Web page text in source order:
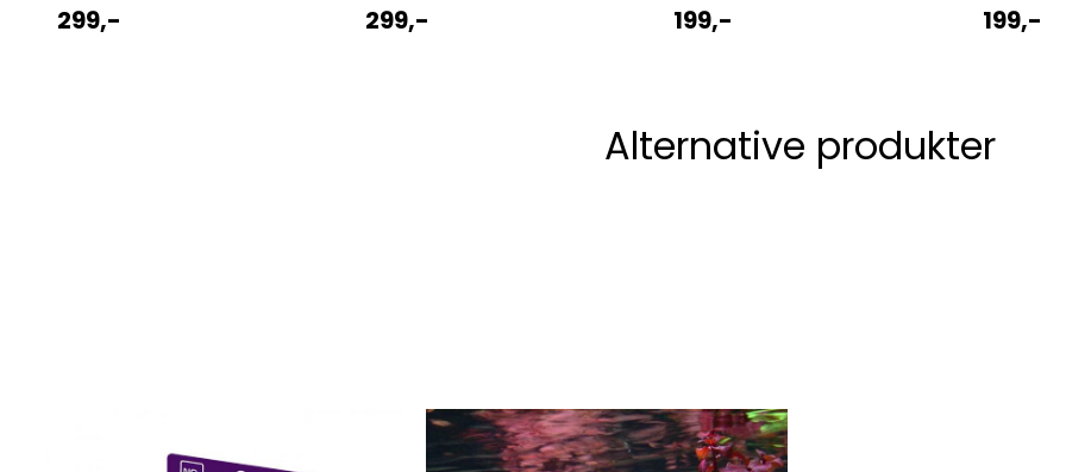
299,- 299,- 199,- 199,-
Alternative produkter